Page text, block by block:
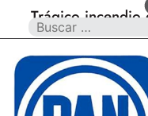
incendio en